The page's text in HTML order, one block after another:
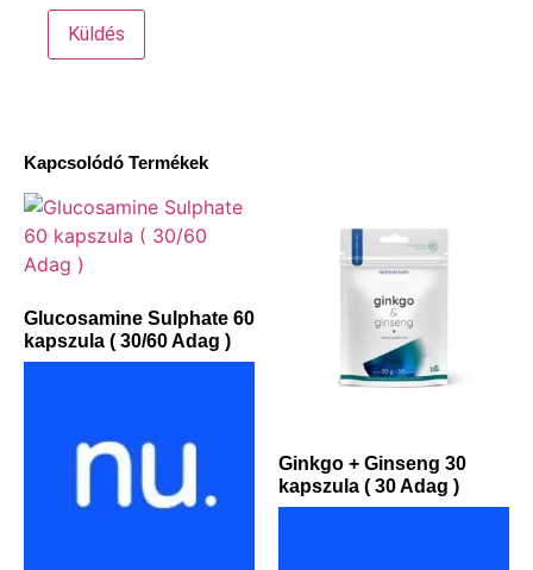
Kapcsolódó Termékek
Glucosamine Sulphate 60
kapszula ( 30/60 Adag )
Ginkgo + Ginseng 30
kapszula ( 30 Adag )